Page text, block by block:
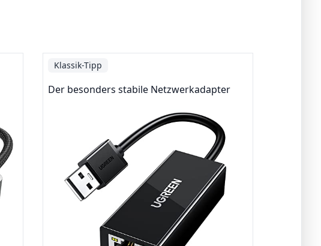
Klassik-Tipp
Der besonders stabile Netzwerkadapter